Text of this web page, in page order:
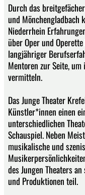
Durch das
und Mönchengladbach
Niederrhein
über Oper und
langjähriger
Mentoren zur Seite,
vermitteln.
Das Junge Theater
Künstler*innen einen
unterschiedlichen
Schauspiel. Neben
musikalische und
des Jungen Theaters
und Produktionen teil.